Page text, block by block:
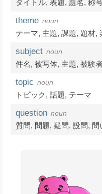
タイトル, 表題, 題名, 称
theme noun
テーマ, 主題, 課題, 題材,
subject noun
件名, 被写体, 主題, 被験
topic noun
トピック, 話題, テーマ
question noun
質問, 問題, 疑問, 設問, 問